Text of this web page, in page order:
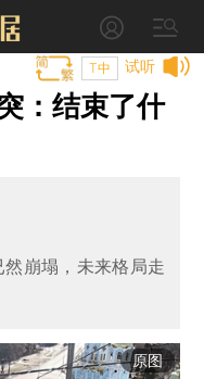
试听
T中
：结束了什
崩塌，未来格局走
原图